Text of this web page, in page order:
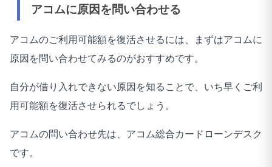
アコムに原因を問い合わせる
アコムのご利用可能額を復活させるには、まずはアコムに
原因を問い合わせてみるのがおすすめです。
自分が借り入れできない原因を知ることで、いち早くご利
用可能額を復活させられるでしょう。
アコムの問い合わせ先は、アコム総合カードローンデスク
です。